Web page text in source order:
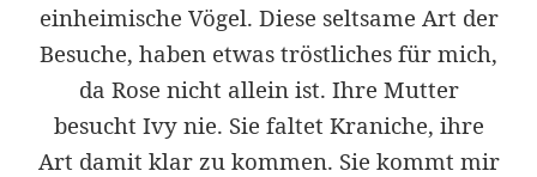
einheimische Vögel. Diese seltsame Art der
Besuche, haben etwas tröstliches für mich,
da Rose nicht allein ist. Ihre Mutter
besucht Ivy nie. Sie faltet Kraniche, ihre
Art damit klar zu kommen. Sie kommt mir